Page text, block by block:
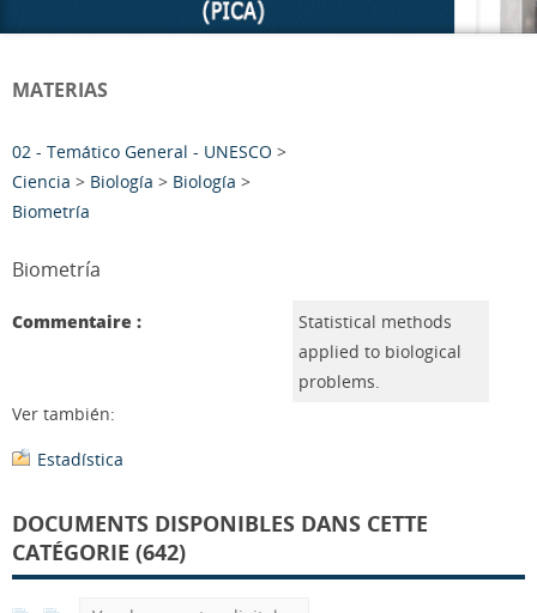
MATERIAS
02 - Temático General - UNESCO >
Ciencia > Biología > Biología >
Biometría
Biometría
Commentaire :
Statistical methods
applied to biological
problems.
Ver también:
Estadística
DOCUMENTS DISPONIBLES DANS CETTE
CATÉGORIE (642)